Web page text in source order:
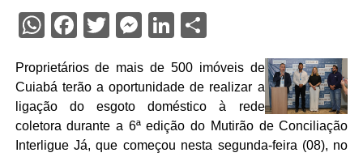
WhatsApp
Facebook
TwitterMessenger
LinkedIn
Proprietários de mais de 500 imóveis de
Cuiabá terão a oportunidade de realizar a
ligação do esgoto doméstico à rede
coletora durante a 6ª edição do Mutirão de Conciliação
Interligue Já, que começou nesta segunda-feira (08), no